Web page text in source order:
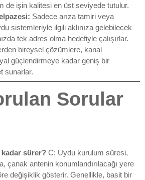
de işin kalitesi en üst seviyede tutulur.
Sadece arıza tamiri veya
sistemleriyle ilgili aklınıza gelebilecek
tek adres olma hedefiyle çalışırlar.
bireysel çözümlere, kanal
güçlendirmeye kadar geniş bir
sunarlar.
Sorular
sürer? C: Uydu kurulum süresi,
çanak antenin konumlandırılacağı yere
değişiklik gösterir. Genellikle, basit bir